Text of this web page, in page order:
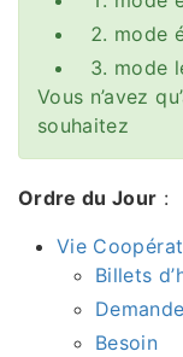
mode
mode
Vous n’avez
souhaitez
Ordre du Jour :
Vie
Billets
Besoin